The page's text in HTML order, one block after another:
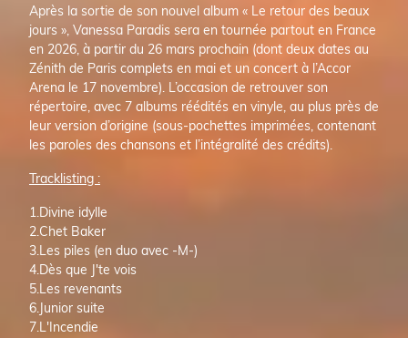
Après la sortie de son nouvel album « Le retour des beaux
jours », Vanessa Paradis sera en tournée partout en France
en 2026, à partir du 26 mars prochain (dont deux dates au
Zénith de Paris complets en mai et un concert à l’Accor
Arena le 17 novembre). L’occasion de retrouver son
répertoire, avec 7 albums réédités en vinyle, au plus près de
leur version d’origine (sous-pochettes imprimées, contenant
les paroles des chansons et l’intégralité des crédits).
Tracklisting :
1.Divine idylle
2.Chet Baker
3.Les piles (en duo avec -M-)
4.Dès que J'te vois
5.Les revenants
6.Junior suite
7.L'Incendie